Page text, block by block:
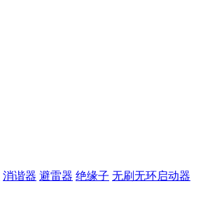
消谐器 避雷器 绝缘子 无刷无环启动器